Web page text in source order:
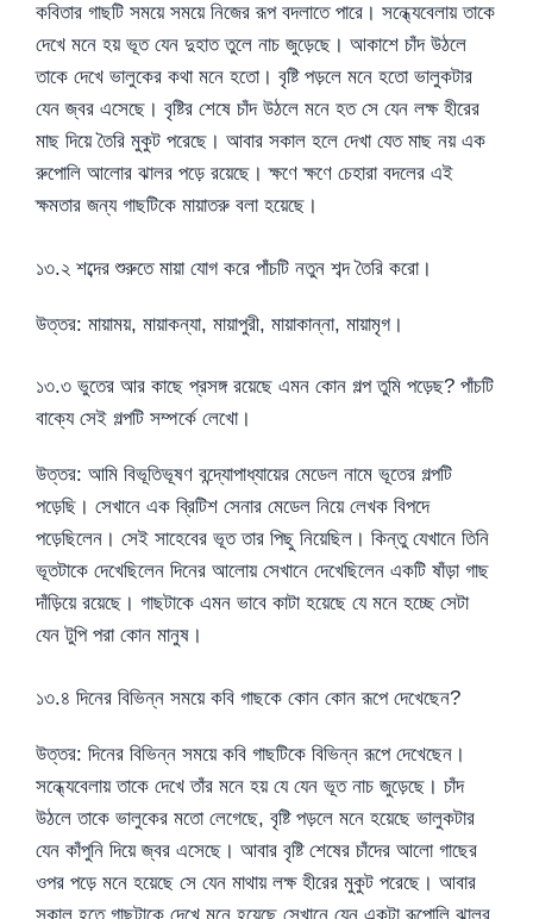
কবিতার গাছটি সময়ে সময়ে নিজের রূপ বদলাতে পারে। সন্ধ্যেবেলায় তাকে
দেখে মনে হয় ভূত যেন দুহাত তুলে নাচ জুড়েছে। আকাশে চাঁদ উঠলে
তাকে দেখে ভালুকের কথা মনে হতো। বৃষ্টি পড়লে মনে হতো ভালুকটার
যেন জ্বর এসেছে। বৃষ্টির শেষে চাঁদ উঠলে মনে হত সে যেন লক্ষ হীরের
মাছ দিয়ে তৈরি মুকুট পরেছে। আবার সকাল হলে দেখা যেত মাছ নয় এক
রুপোলি আলোর ঝালর পড়ে রয়েছে। ক্ষণে ক্ষণে চেহারা বদলের এই
ক্ষমতার জন্য গাছটিকে মায়াতরু বলা হয়েছে।
১৩.২ শব্দের শুরুতে মায়া যোগ করে পাঁচটি নতুন শব্দ তৈরি করো।
উত্তর: মায়াময়, মায়াকন্যা, মায়াপুরী, মায়াকান্না, মায়ামৃগ।
১৩.৩ ভুতের আর কাছে প্রসঙ্গ রয়েছে এমন কোন গল্প তুমি পড়েছ? পাঁচটি
বাক্যে সেই গল্পটি সম্পর্কে লেখো।
উত্তর: আমি বিভূতিভূষণ বন্দ্যোপাধ্যায়ের মেডেল নামে ভূতের গল্পটি
পড়েছি। সেখানে এক ব্রিটিশ সেনার মেডেল নিয়ে লেখক বিপদে
পড়েছিলেন। সেই সাহেবের ভূত তার পিছু নিয়েছিল। কিন্তু যেখানে তিনি
ভূতটাকে দেখেছিলেন দিনের আলোয় সেখানে দেখেছিলেন একটি ষাঁড়া গাছ
দাঁড়িয়ে রয়েছে। গাছটাকে এমন ভাবে কাটা হয়েছে যে মনে হচ্ছে সেটা
যেন টুপি পরা কোন মানুষ।
১৩.৪ দিনের বিভিন্ন সময়ে কবি গাছকে কোন কোন রূপে দেখেছেন?
উত্তর: দিনের বিভিন্ন সময়ে কবি গাছটিকে বিভিন্ন রূপে দেখেছেন।
সন্ধ্যেবেলায় তাকে দেখে তাঁর মনে হয় যে যেন ভূত নাচ জুড়েছে। চাঁদ
উঠলে তাকে ভালুকের মতো লেগেছে, বৃষ্টি পড়লে মনে হয়েছে ভালুকটার
যেন কাঁপুনি দিয়ে জ্বর এসেছে। আবার বৃষ্টি শেষের চাঁদের আলো গাছের
ওপর পড়ে মনে হয়েছে সে যেন মাথায় লক্ষ হীরের মুকুট পরেছে। আবার